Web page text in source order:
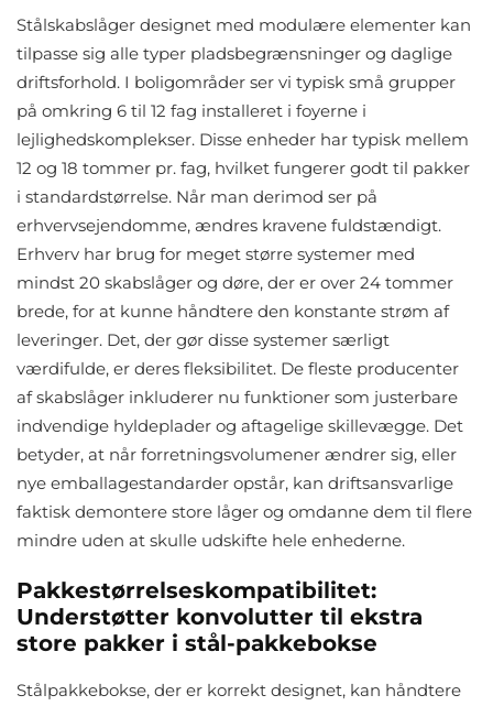
Stålskabslåger designet med modulære elementer kan
tilpasse sig alle typer pladsbegrænsninger og daglige
driftsforhold. I boligområder ser vi typisk små grupper
på omkring 6 til 12 fag installeret i foyerne i
lejlighedskomplekser. Disse enheder har typisk mellem
12 og 18 tommer pr. fag, hvilket fungerer godt til pakker
i standardstørrelse. Når man derimod ser på
erhvervsejendomme, ændres kravene fuldstændigt.
Erhverv har brug for meget større systemer med
mindst 20 skabslåger og døre, der er over 24 tommer
brede, for at kunne håndtere den konstante strøm af
leveringer. Det, der gør disse systemer særligt
værdifulde, er deres fleksibilitet. De fleste producenter
af skabslåger inkluderer nu funktioner som justerbare
indvendige hyldeplader og aftagelige skillevægge. Det
betyder, at når forretningsvolumener ændrer sig, eller
nye emballagestandarder opstår, kan driftsansvarlige
faktisk demontere store låger og omdanne dem til flere
mindre uden at skulle udskifte hele enhederne.
Pakkestørrelseskompatibilitet:
Understøtter konvolutter til ekstra
store pakker i stål-pakkebokse
Stålpakkebokse, der er korrekt designet, kan håndtere